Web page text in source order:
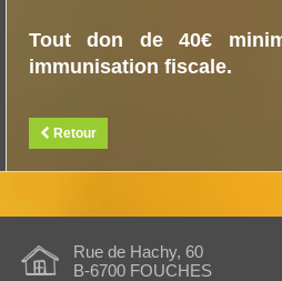
Tout don de 40€
immunisation fiscale.
Retour
Rue de Hachy, 60
B-6700 FOUCHES